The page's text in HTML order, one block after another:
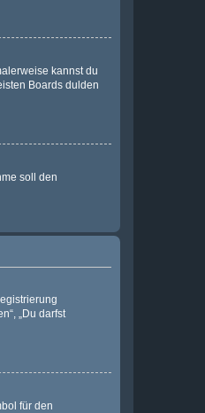
kannst du
Boards dulden
soll den
„Du darfst
für den